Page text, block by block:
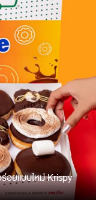
อยแบบใหม่ Krispy